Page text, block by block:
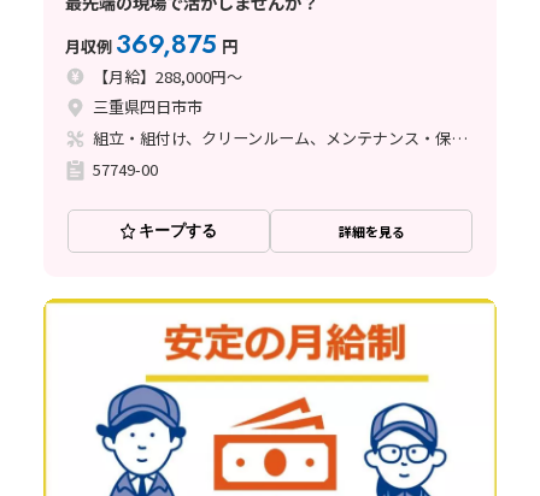
月収例 369,875 円
【月給】288,000円～
三重県四日市市
組立・組付け、クリーンルーム、メンテナンス・保全、立ち作業、その他
57749-00
キープする 詳細を見る